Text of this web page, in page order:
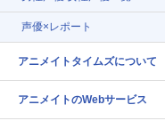
声優×レポート
アニメイトタイムズについて
アニメイトのWebサービス